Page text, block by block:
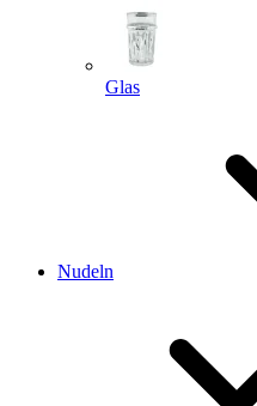
Glas
Nudeln